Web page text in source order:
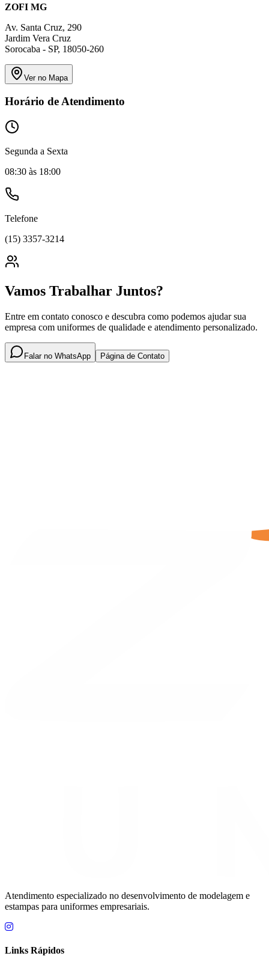
ZOFI MG
Av. Santa Cruz, 290
Jardim Vera Cruz
Sorocaba - SP, 18050-260
Ver no Mapa
Horário de Atendimento
Segunda a Sexta
08:30 às 18:00
Telefone
(15) 3357-3214
Vamos Trabalhar Juntos?
Entre em contato conosco e descubra como podemos ajudar sua
empresa com uniformes de qualidade e atendimento personalizado.
Falar no WhatsApp Página de Contato
Atendimento especializado no desenvolvimento de modelagem e
estampas para uniformes empresariais.
Links Rápidos